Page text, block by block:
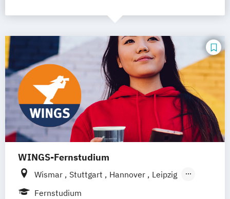
WINGS-Fernstudium
Wismar Stuttgart Hannover
Leipzig
Frankfurt am Main
Fernstudium